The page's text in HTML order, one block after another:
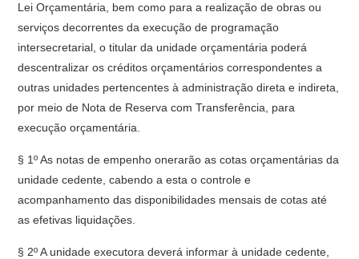
Lei Orçamentária, bem como para a realização de obras ou
serviços decorrentes da execução de programação
intersecretarial, o titular da unidade orçamentária poderá
descentralizar os créditos orçamentários correspondentes a
outras unidades pertencentes à administração direta e indireta,
por meio de Nota de Reserva com Transferência, para
execução orçamentária.
§ 1º As notas de empenho onerarão as cotas orçamentárias da
unidade cedente, cabendo a esta o controle e
acompanhamento das disponibilidades mensais de cotas até
as efetivas liquidações.
§ 2º A unidade executora deverá informar à unidade cedente,